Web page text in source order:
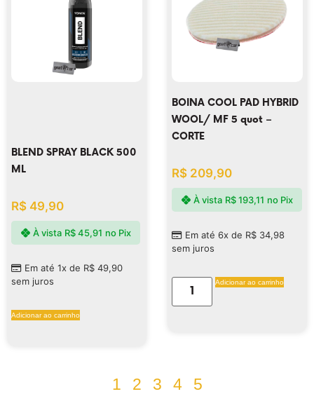
BLEND SPRAY BLACK 500
ML
R$ 49,90
Em até 1x de R$ 49,90
sem juros
À vista R$45,91 no Pix
Adicionar ao carrinho
BOINA COOL PAD HYBRID
WOOL/ MF 5 quot –
CORTE
R$ 209,90
Em até 6x de R$ 34,98
sem juros
À vista R$193,11 no Pix
Adicionar ao carrinho
1 2 3 4 5